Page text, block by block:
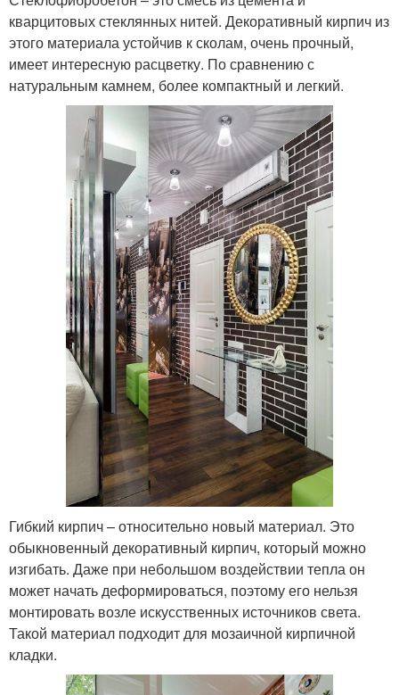
кварцитовых стеклянных нитей. Декоративный кирпич из
этого материала устойчив к сколам, очень прочный,
имеет интересную расцветку. По сравнению с
натуральным камнем, более компактный и легкий.
Гибкий кирпич – относительно новый материал. Это
обыкновенный декоративный кирпич, который можно
изгибать. Даже при небольшом воздействии тепла он
может начать деформироваться, поэтому его нельзя
монтировать возле искусственных источников света.
Такой материал подходит для мозаичной кирпичной
кладки.